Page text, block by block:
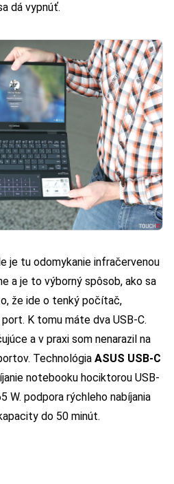
dá vypnúť.
je tu odomykanie infračervenou
a je to výborný spôsob, ako sa
že ide o tenký počítač,
K tomu máte dva USB-C.
a v praxi som nenarazil na
Technológia ASUS USB-C
notebooku hociktorou USB-
W. podpora rýchleho nabíjania
do 50 minút.